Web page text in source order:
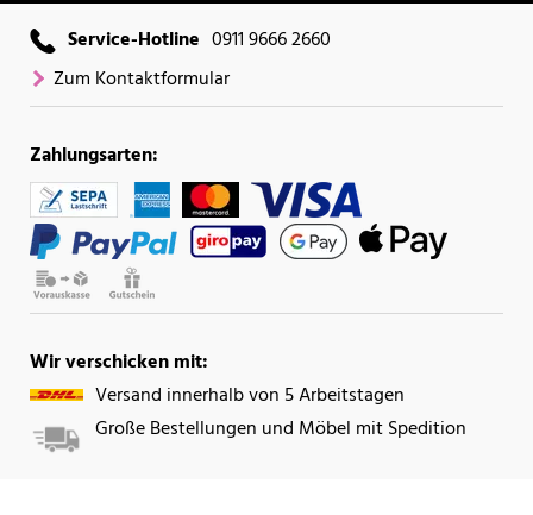
Service-Hotline 0911 9666 2660
Zum Kontaktformular
Zahlungsarten:
Wir verschicken mit:
Versand innerhalb von 5 Arbeitstagen
Große Bestellungen und Möbel mit Spedition